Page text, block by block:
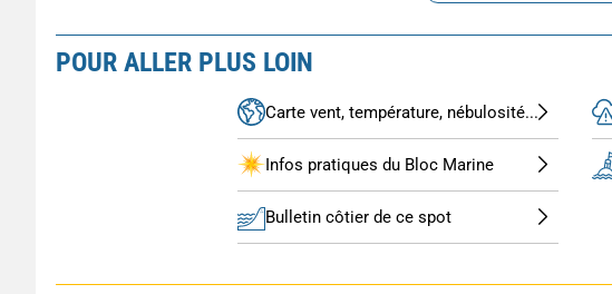
POUR ALLER PLUS LOIN
Carte vent, température, nébulosité...
Infos pratiques du Bloc Marine
Bulletin côtier de ce spot